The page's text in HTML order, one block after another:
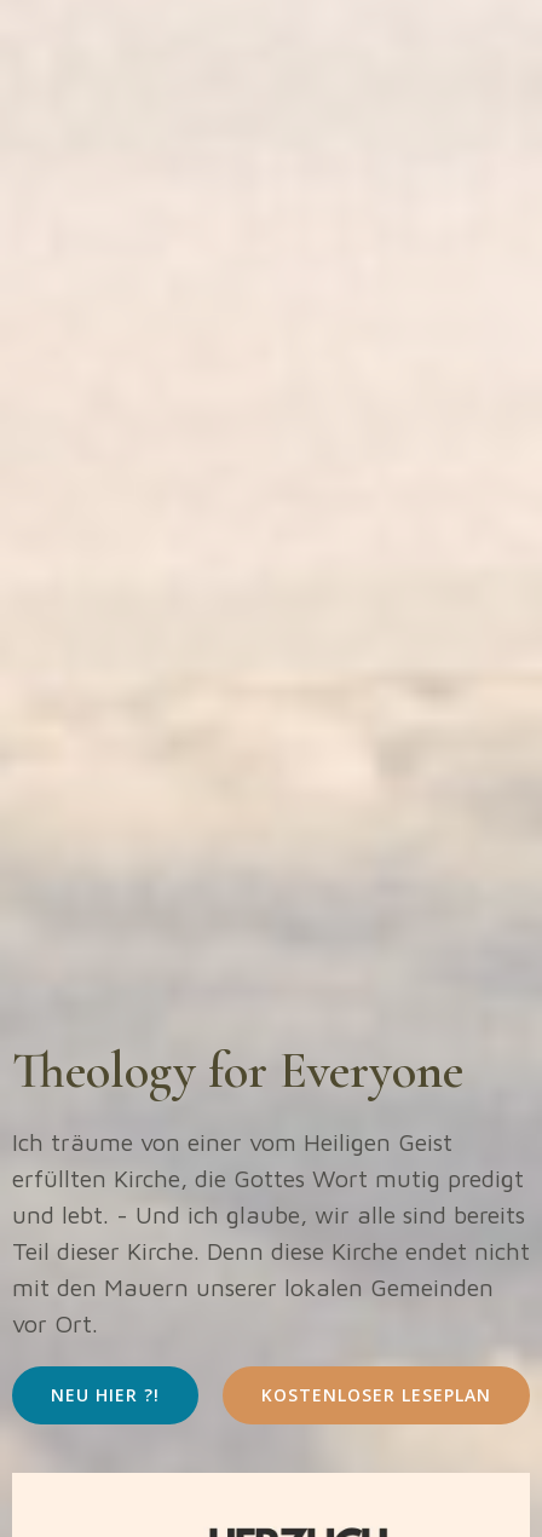
Theology for Everyone
Ich träume von einer vom Heiligen Geist
erfüllten Kirche, die Gottes Wort mutig predigt
und lebt. - Und ich glaube, wir alle sind bereits
Teil dieser Kirche. Denn diese Kirche endet nicht
mit den Mauern unserer lokalen Gemeinden
vor Ort.
NEU HIER ?! KOSTENLOSER LESEPLAN